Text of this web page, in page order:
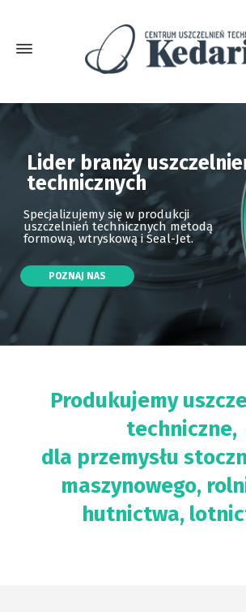
Specjalizujemy się w produkcji
uszczelnień technicznych metodą
formową, wtryskową i Seal-Jet.
POZNAJ NAS
Lider branży
technicznych
Produkujemy
techniczne,
dla przemysłu
maszynowego,
hutnictwa,